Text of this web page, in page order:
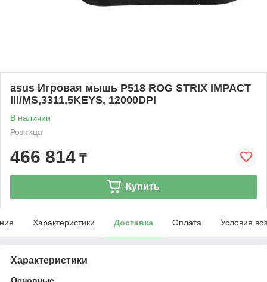
asus Игровая мышь P518 ROG STRIX IMPACT
III/MS,3311,5KEYS, 12000DPI
В наличии
Розница
466 814 ₸
Купить
Характеристики Доставка Оплата Условия
Характеристики
Основные